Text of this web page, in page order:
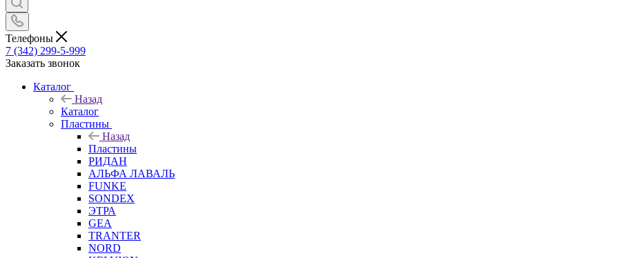
Телефоны
7 (342) 299-5-999
Заказать звонок
Каталог
Назад
Каталог
Пластины
Назад
Пластины
РИДАН
АЛЬФА ЛАВАЛЬ
FUNKE
SONDEX
ЭТРА
GEA
TRANTER
NORD